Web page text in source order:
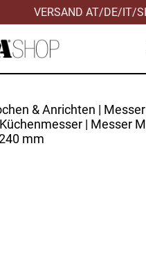
VERSAND AT/DE/IT/SI
& Anrichten |
Küchenmesser | Messer
mm